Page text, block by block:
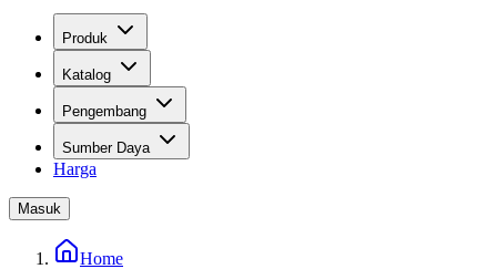
Produk
Katalog
Pengembang
Sumber Daya
Harga
Masuk
Home